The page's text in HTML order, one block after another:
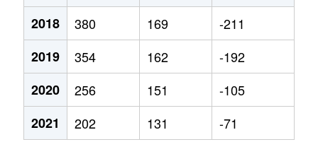
2018
380 169
-211
2019
354 162
-192
2020
256 151
-105
2021
202 131 -71